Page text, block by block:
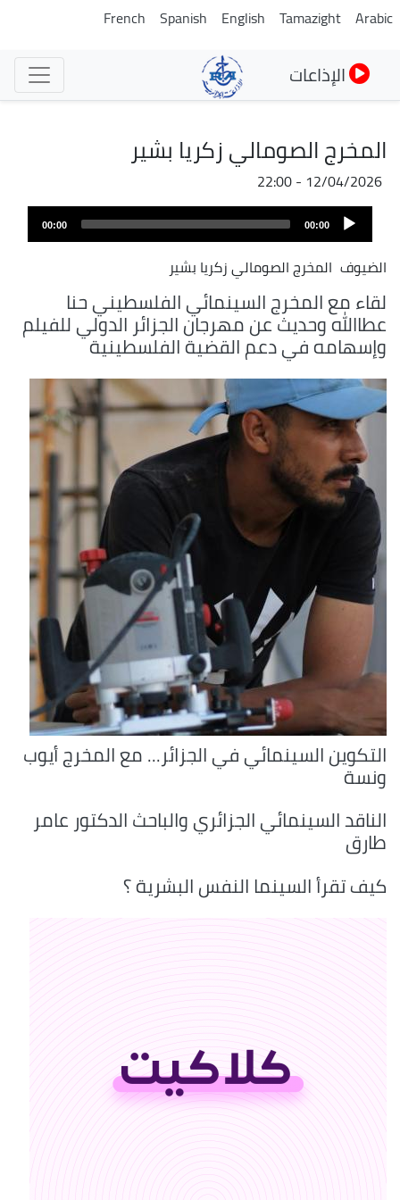
تجاوز
Arabic
Tamazight
English
Spanish
French
الإذاعات
المخرج الصومالي زكريا بشير
12/04/2026 - 22:00
Audio
Player
00:00
00:00
الضيوف المخرج الصومالي زكريا بشير
لقاء مع المخرج السينمائي الفلسطيني حنا
عطاالله وحديث عن مهرجان الجزائر الدولي للفيلم
وإسهامه في دعم القضية الفلسطينية
التكوين السينمائي في الجزائر... مع المخرج أيوب
ونسة
الناقد السينمائي الجزائري والباحث الدكتور عامر
طارق
كيف تقرأ السينما النفس البشرية ؟